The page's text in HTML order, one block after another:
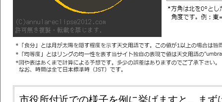
市役所付近での様子を例に挙げますと、まず